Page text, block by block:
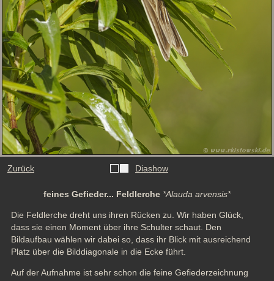
Zurück Diashow
feines Gefieder... Feldlerche *Alauda arvensis*
Die Feldlerche dreht uns ihren Rücken zu. Wir haben Glück,
dass sie einen Moment über ihre Schulter schaut. Den
Bildaufbau wählen wir dabei so, dass ihr Blick mit ausreichend
Platz über die Bilddiagonale in die Ecke führt.
Auf der Aufnahme ist sehr schon die feine Gefiederzeichnung